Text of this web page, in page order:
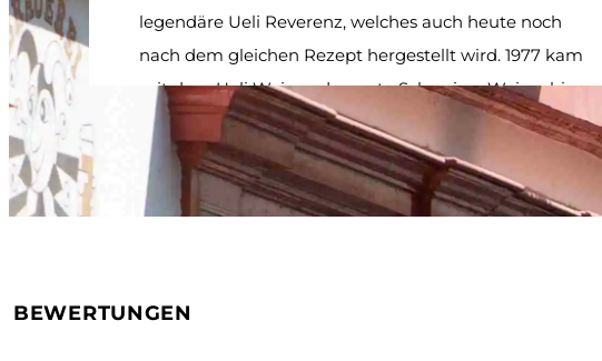
legendäre Ueli Reverenz, welches auch heute noch
nach dem gleichen Rezept hergestellt wird. 1977 kam
mit dem Ueli Weizen das erste Schweizer Weizenbier
im Fass auf den Markt und über die Jahrzehnte hinweg
wurden unzählige Spezialbiere gebraut. Neben
modernen Stilen wie NEIPA werden aber immer noch
viele saisonale und traditionelle Biere gebraut. Jedes
und den Winterbogg für die kalten Tage. Als kleine und
BEWERTUNGEN